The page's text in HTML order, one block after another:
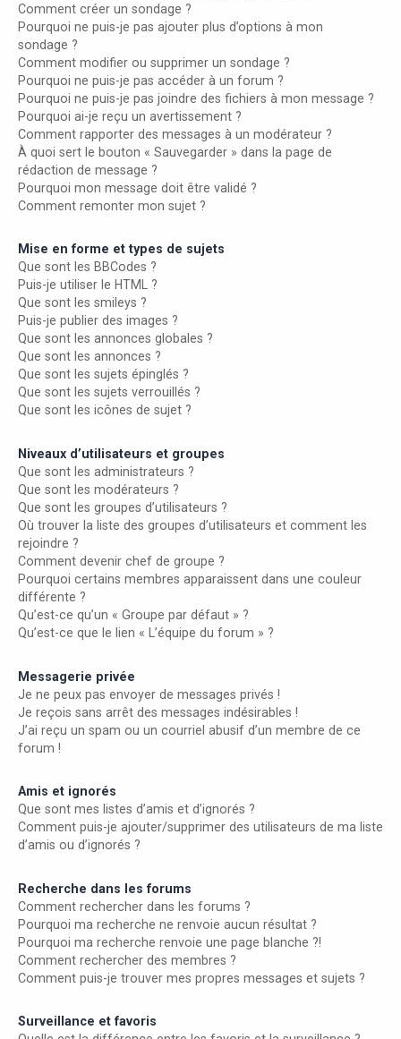
Comment créer un sondage ?
Pourquoi ne puis-je pas ajouter plus d’options à mon
sondage ?
Comment modifier ou supprimer un sondage ?
Pourquoi ne puis-je pas accéder à un forum ?
Pourquoi ne puis-je pas joindre des fichiers à mon message ?
Pourquoi ai-je reçu un avertissement ?
Comment rapporter des messages à un modérateur ?
À quoi sert le bouton « Sauvegarder » dans la page de
rédaction de message ?
Pourquoi mon message doit être validé ?
Comment remonter mon sujet ?
Mise en forme et types de sujets
Que sont les BBCodes ?
Puis-je utiliser le HTML ?
Que sont les smileys ?
Puis-je publier des images ?
Que sont les annonces globales ?
Que sont les annonces ?
Que sont les sujets épinglés ?
Que sont les sujets verrouillés ?
Que sont les icônes de sujet ?
Niveaux d’utilisateurs et groupes
Que sont les administrateurs ?
Que sont les modérateurs ?
Que sont les groupes d’utilisateurs ?
Où trouver la liste des groupes d’utilisateurs et comment les
rejoindre ?
Comment devenir chef de groupe ?
Pourquoi certains membres apparaissent dans une couleur
différente ?
Qu’est-ce qu’un « Groupe par défaut » ?
Qu’est-ce que le lien « L’équipe du forum » ?
Messagerie privée
Je ne peux pas envoyer de messages privés !
Je reçois sans arrêt des messages indésirables !
J’ai reçu un spam ou un courriel abusif d’un membre de ce
forum !
Amis et ignorés
Que sont mes listes d’amis et d’ignorés ?
Comment puis-je ajouter/supprimer des utilisateurs de ma liste
d’amis ou d’ignorés ?
Recherche dans les forums
Comment rechercher dans les forums ?
Pourquoi ma recherche ne renvoie aucun résultat ?
Pourquoi ma recherche renvoie une page blanche ?!
Comment rechercher des membres ?
Comment puis-je trouver mes propres messages et sujets ?
Surveillance et favoris